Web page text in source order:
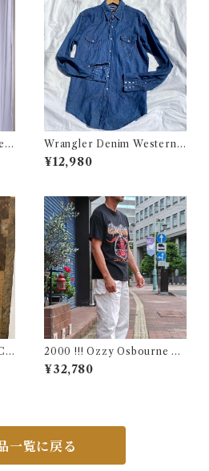
/
Wrangler Denim Western S
hirt 16 1/2 Made in USA / ラ
ングラー デニム ウエスタン シ
¥12,980
2000 !!! Ozzy Osbourne O
ZZFEST Rock T-Shirt Size
L / オジーオズボーン オズフ
¥32,780
一覧に戻る